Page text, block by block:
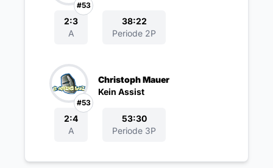
#53
2:3
A
38:22
Periode 2P
#53
Christoph Mauer
Kein Assist
2:4
A
53:30
Periode 3P